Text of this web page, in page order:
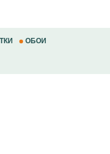
ОБОИ